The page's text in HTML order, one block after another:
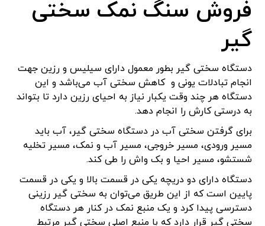
فروش سنگ نمک سختی
گیر
دستگاه سختی گیر بطور معمول دارای سیلیس و رزین جهت
انجام تبادلات یونی و کاهش سختی آب می‌باشد و این
دستگاه هر چند وقت یکبار نیاز به احیای رزین دارد تا بتواند
به درستی کارش را انجام دهد.
برای گرفتن سختی آب در دستگاه سختی گیر، آب باید
مسیر ورودی، مسیر خروجی، مسیر آب و نمک، مسیر تخلیه
شستشو، مسیر احیا و بک واش را طی کند.
دستگاه دارای دو دریچه یکی در قسمت بالا و یکی در قسمت
پایین است که از این طریق می‌توان به سختی گیر رزینی
دسترسی پیدا کرد و یک منبع نمک در کنار هر دستگاه
سختی گیر قرار دارد که با منبع اصلی سختی گیر مرتبط